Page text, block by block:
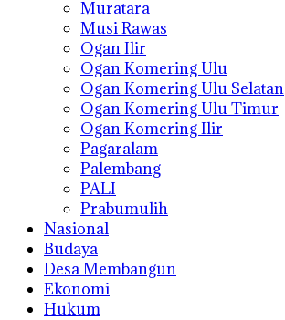
Muratara
Musi Rawas
Ogan Ilir
Ogan Komering Ulu
Ogan Komering Ulu Selatan
Ogan Komering Ulu Timur
Ogan Komering Ilir
Pagaralam
Palembang
PALI
Prabumulih
Nasional
Budaya
Desa Membangun
Ekonomi
Hukum